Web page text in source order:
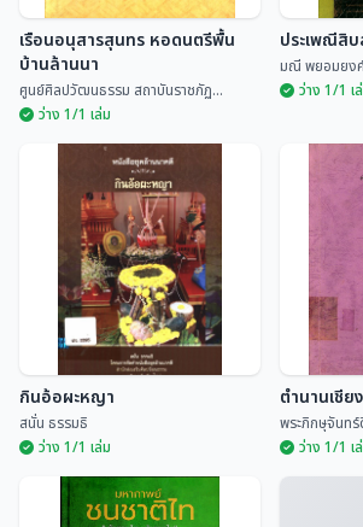
เรือนอนุสารสุนทร หอดนตรีพื้น
บ้านล้านนา
ศูนย์ศิลปวัฒนธรรม สถ...
เรือนอนุสารสุนทร หอดนตรีพื้น
บ้านล้านนา
ศูนย์ศิลปวัฒนธรรม สถาบันราชภัฏ...
ว่าง 1/1 เล่ม
ประเพณี
ประเพณีสิ
มณี พยอมยง
ว่าง 1/1 เ
กินอ้อผะหญา
สนั่น ธรรมธิ
ว่าง 1/1 เล่ม
ตำนานเชีย
พระภิกษุจันทร์
ว่าง 1/1 เ